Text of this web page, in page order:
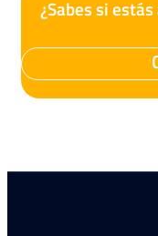
¿Sabes si